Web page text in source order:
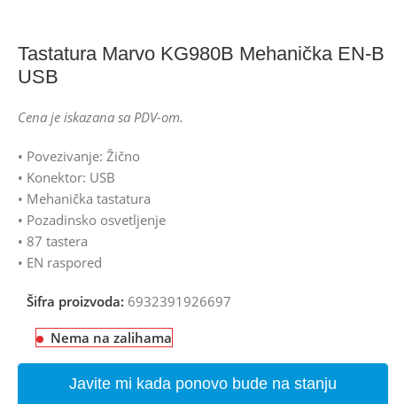
Tastatura Marvo KG980B Mehanička EN-B
USB
Cena je iskazana sa PDV-om.
• Povezivanje: Žično
• Konektor: USB
• Mehanička tastatura
• Pozadinsko osvetljenje
• 87 tastera
• EN raspored
Šifra proizvoda: 6932391926697
Nema na zalihama
Javite mi kada ponovo bude na stanju